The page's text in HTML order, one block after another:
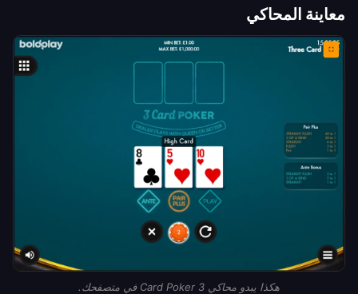
معاينة المحاكي
هكذا يبدو محاكي 3 Card Poker في متصفحك.